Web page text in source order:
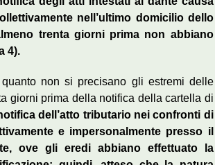
nell’ultimo domicilio dello
trenta giorni prima non abbiano
4).
non si precisano gli estremi delle
giorni prima della notifica della cartella di
dell’atto tributario nei confronti di
e impersonalmente presso il
ove gli eredi abbiano effettuato la